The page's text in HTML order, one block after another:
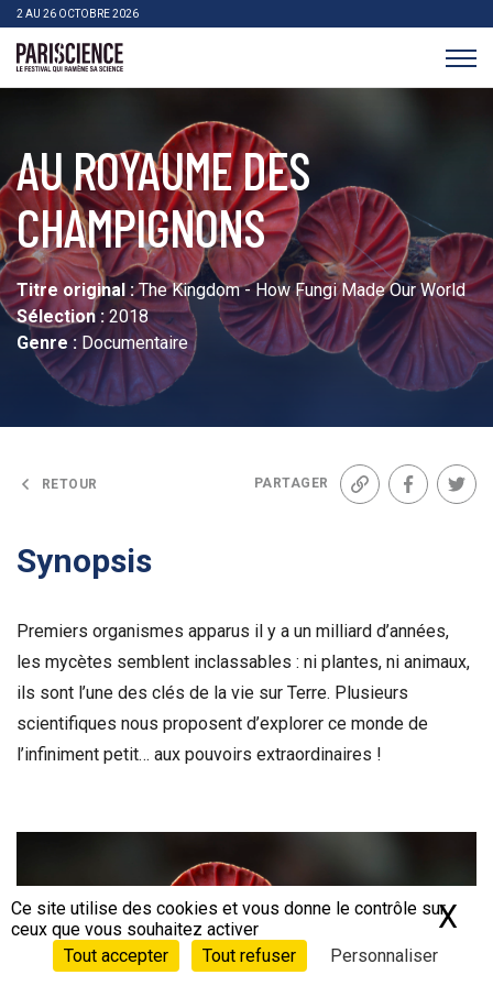
>Aller au contenu
2 AU 26 OCTOBRE 2026
AU ROYAUME DES
CHAMPIGNONS
Titre original :The Kingdom - How Fungi Made Our World
Sélection : 2018
Genre : Documentaire
RETOUR PARTAGER
Lien Facebook
Synopsis
Premiers organismes apparus il y a un milliard d’années,
les mycètes semblent inclassables : ni plantes, ni animaux,
ils sont l’une des clés de la vie sur Terre. Plusieurs
scientifiques nous proposent d’explorer ce monde de
l’infiniment petit… aux pouvoirs extraordinaires !
Voir la bande-annonce
Panneau de gestion des cookies
Ce site utilise des cookies et vous donne le contrôle sur
ceux que vous souhaitez activer
Tout accepter
Tout refuser Personnaliser
X